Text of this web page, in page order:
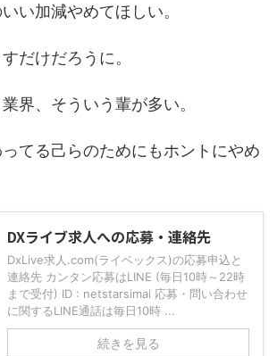
い加減やめてほしい。
だけだろうに。
界、そういう輩が多い。
てる己らのためにもホントにやめ
DXライブ求人への応募・連絡先
DxLive求人.com(ライベックス)の応募申込と
連絡先 カンタン応募はLINE (毎日10時～22時
まで受付) ID : netstarsimai 応募・問い合わせ
に関するLINE通話は毎日10時 ...
続きを見る